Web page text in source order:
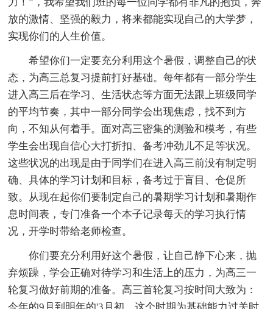
放的激情、坚强的毅力，将来都能实现自己的大学梦，
实现你们的人生价值。
希望你们一定要充分利用这个暑假，调整自己的状
态，为高三总复习提前打好基础。每年都有一部分学生
进入高三后在学习、生活状态等方面无法跟上班级同学
的平均节奏，其中一部分同学会出现焦虑，找不到方
向，不知从何着手。面对高三密集的测验和模考，有些
学生会出现自信心大打折扣、备考冲劲儿不足等状况。
这些状况的出现是由于同学们在进入高三前没有制定明
确、具体的学习计划和目标，备考过于盲目、仓促所
致。从现在起你们要制定自己的暑期学习计划和暑期作
息时间表，专门准备一个本子记录每天的学习执行情
况，开学时带给老师检查。
你们要充分利用好这个暑假，让自己静下心来，抛
弃烦躁，学会正确对待学习和生活上的压力，为高三一
轮复习做好前期的准备。高三首轮复习按时间大致为：